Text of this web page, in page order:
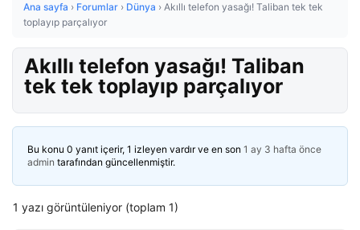
Ana sayfa › Forumlar › Dünya › Akıllı telefon yasağı! Taliban tek tek
toplayıp parçalıyor
Akıllı telefon yasağı! Taliban
tek tek toplayıp parçalıyor
Bu konu 0 yanıt içerir, 1 izleyen vardır ve en son 1 ay 3 hafta önce
admin tarafından güncellenmiştir.
1 yazı görüntüleniyor (toplam 1)